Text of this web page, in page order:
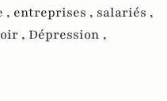
, entreprises , salariés ,
, Dépression ,